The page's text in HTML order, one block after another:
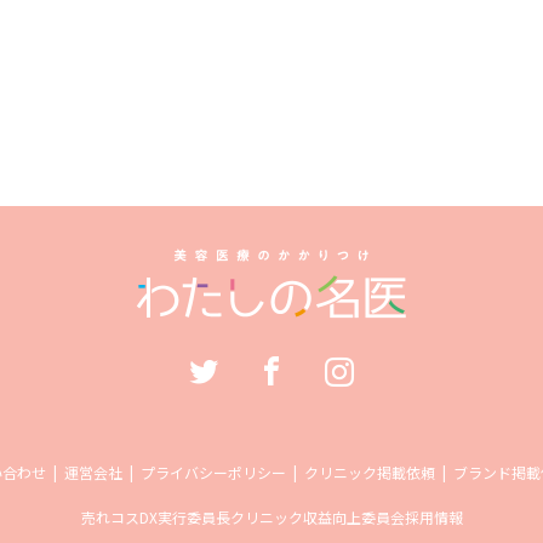
わせ 運営会社 プライバシーポリシー クリニック掲載依頼 ブランド掲
売れコスDX実行委員長クリニック収益向上委員会採用情報